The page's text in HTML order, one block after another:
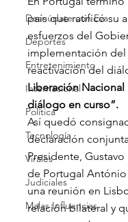
Desnúdate con Eva
Deportes
Entretenimiento
Internacional
Política
Tecnología
Virales
Judiciales
Malas Influencias
país que ratificó su
esfuerzos del
implementación del
reactivación del
Liberación Nacional
diálogo en curso”.
Así quedó
declaración
Presidente,
de Portugal
una reunión en
relación bilateral y